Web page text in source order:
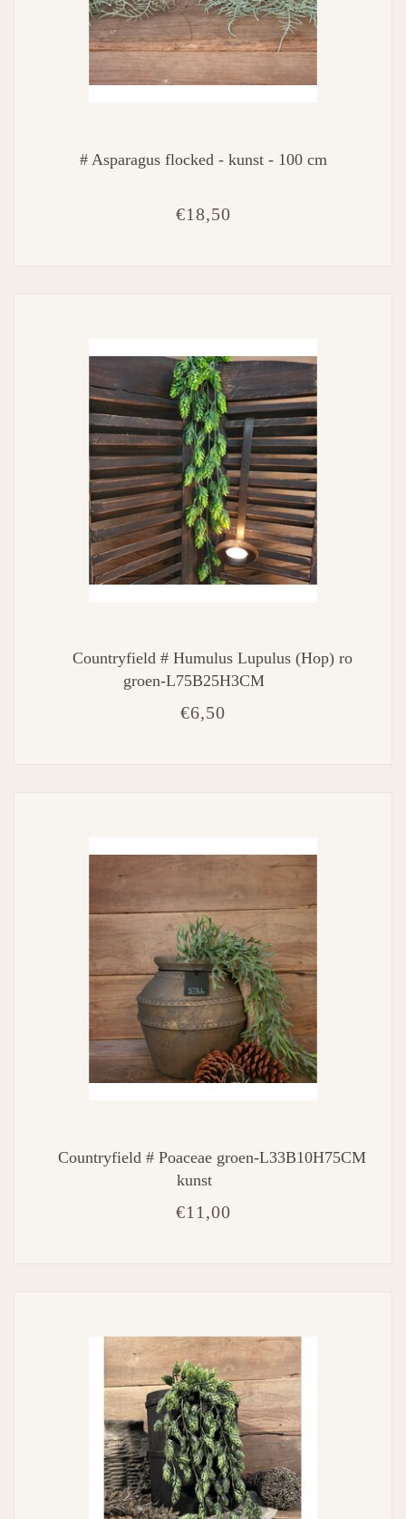
# Asparagus flocked - kunst - 100 cm
€18,50
Countryfield # Humulus Lupulus (Hop) ro
groen-L75B25H3CM
€6,50
Countryfield # Poaceae groen-L33B10H75CM
kunst
€11,00